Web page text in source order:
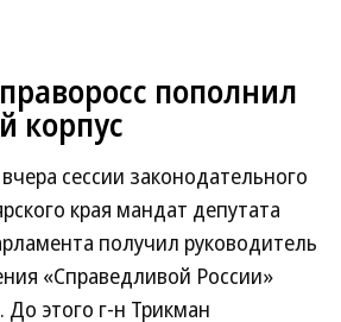
пополнил
корпус
сессии законодательного
края мандат депутата
получил руководитель
«Справедливой России»
этого г-н Трикман